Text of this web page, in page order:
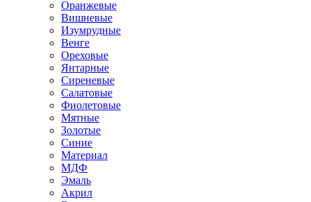
Оранжевые
Вишневые
Изумрудные
Венге
Ореховые
Янтарные
Сиреневые
Салатовые
Фиолетовые
Мятные
Золотые
Синие
Материал
МДФ
Эмаль
Акрил